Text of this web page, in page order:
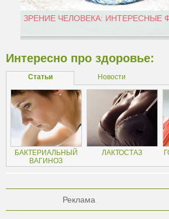
ЗРЕНИЕ ЧЕЛОВЕКА: ИНТЕРЕСНЫЕ
Интересно про здоровье:
Статьи Новости
БАКТЕРИАЛЬНЫЙ
ВАГИНОЗ
ЛАКТОСТАЗ
Реклама